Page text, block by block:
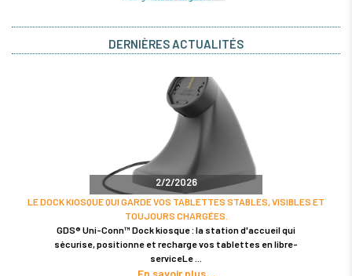
DERNIÈRES ACTUALITÉS
2/2/2026
LE DOCK KIOSQUE QUI GARDE VOS TABLETTES STABLES, VISIBLES ET
TOUJOURS CHARGÉES.
GDS® Uni-Conn™ Dock kiosque : la station d'accueil qui
sécurise, positionne et recharge vos tablettes en libre-
serviceLe
En savoir plus